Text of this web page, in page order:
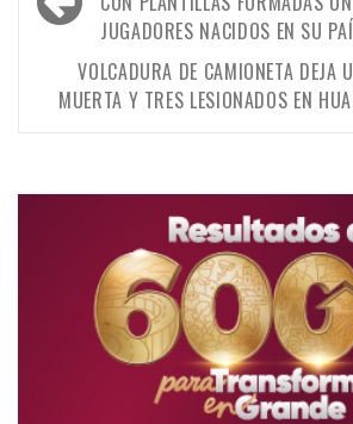
de
entradasJUGADORES NACIDOS EN SU
VOLCADURA DE CAMIONETA DEJA
MUERTA Y TRES LESIONADOS EN